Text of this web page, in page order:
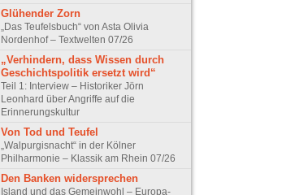
Glühender Zorn
„Das Teufelsbuch“ von Asta Olivia
Nordenhof – Textwelten 07/26
„Verhindern, dass Wissen durch
Geschichtspolitik ersetzt wird“
Teil 1: Interview – Historiker Jörn
Leonhard über Angriffe auf die
Erinnerungskultur
Von Tod und Teufel
„Walpurgisnacht“ in der Kölner
Philharmonie – Klassik am Rhein 07/26
Den Banken widersprechen
Island und das Gemeinwohl – Europa-